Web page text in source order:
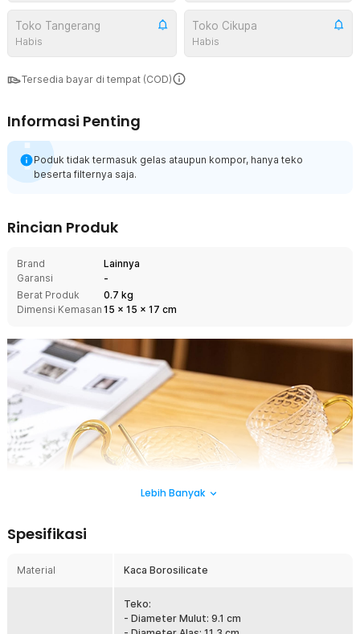
Toko Tangerang
Habis
Toko Cikupa
Habis
Tersedia bayar di tempat (COD)
Informasi Penting
Poduk tidak termasuk gelas ataupun kompor, hanya teko
beserta filternya saja.
Rincian Produk
Brand
Lainnya
Garansi
-
Berat Produk
0.7 kg
Dimensi Kemasan 15 x 15 x 17 cm
Lebih Banyak
Spesifikasi
Material Kaca Borosilicate
Teko:
- Diameter Mulut: 9.1 cm